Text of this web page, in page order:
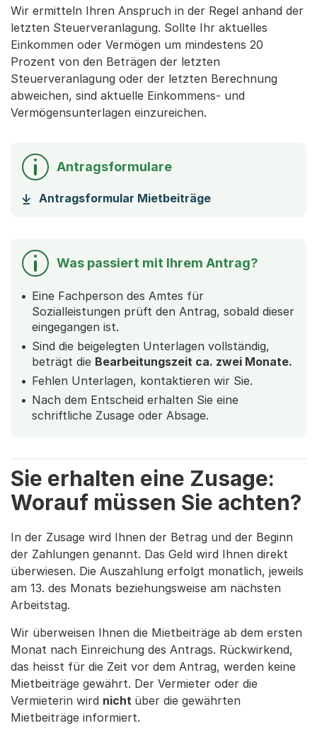
Wir ermitteln Ihren Anspruch in der Regel anhand der
letzten Steuerveranlagung. Sollte Ihr aktuelles
Einkommen oder Vermögen um mindestens 20
Prozent von den Beträgen der letzten
Steuerveranlagung oder der letzten Berechnung
abweichen, sind aktuelle Einkommens- und
Vermögensunterlagen einzureichen.
Antragsformulare
Antragsformular Mietbeiträge(Startet einen
Was passiert mit Ihrem Antrag?
Eine Fachperson des Amtes für
Sozialleistungen prüft den Antrag, sobald dieser
eingegangen ist.
Sind die beigelegten Unterlagen vollständig,
beträgt die Bearbeitungszeit ca. zwei Monate.
Fehlen Unterlagen, kontaktieren wir Sie.
Nach dem Entscheid erhalten Sie eine
schriftliche Zusage oder Absage.
Sie erhalten eine Zusage:
Worauf müssen Sie achten?
In der Zusage wird Ihnen der Betrag und der Beginn
der Zahlungen genannt. Das Geld wird Ihnen direkt
überwiesen. Die Auszahlung erfolgt monatlich, jeweils
am 13. des Monats beziehungsweise am nächsten
Arbeitstag.
Wir überweisen Ihnen die Mietbeiträge ab dem ersten
Monat nach Einreichung des Antrags. Rückwirkend,
das heisst für die Zeit vor dem Antrag, werden keine
Mietbeiträge gewährt. Der Vermieter oder die
Vermieterin wird nicht über die gewährten
Mietbeiträge informiert.